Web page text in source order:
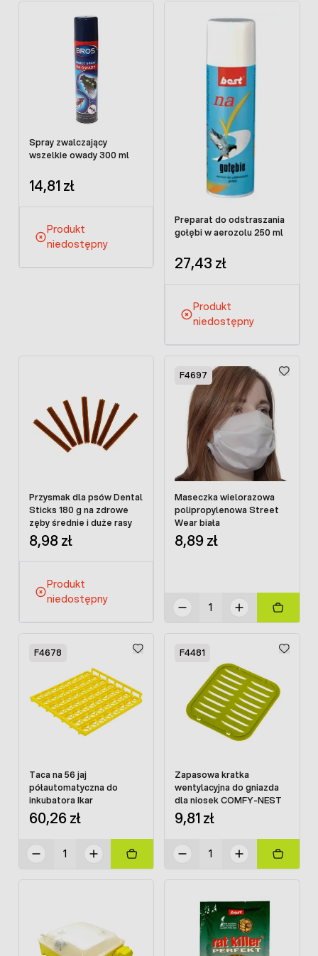
Spray zwalczający
wszelkie owady 300 ml
14,81 zł
Produkt
niedostępny
Preparat do odstraszania
gołębi w aerozolu 250 ml
27,43 zł
Produkt
niedostępny
Przysmak dla psów Dental
Sticks 180 g na zdrowe
zęby średnie i duże rasy
8,98 zł
Produkt
niedostępny
F4697
Maseczka wielorazowa
polipropylenowa Street
Wear biała
8,89 zł
F4678
Taca na 56 jaj
półautomatyczna do
inkubatora Ikar
60,26 zł
F4481
Zapasowa kratka
wentylacyjna do gniazda
dla niosek COMFY-NEST
9,81 zł